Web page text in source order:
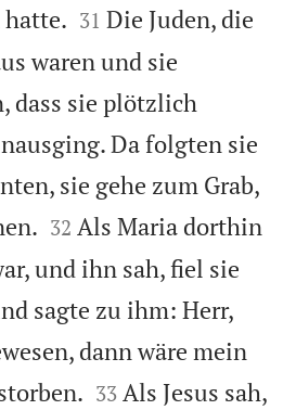


31 Die Juden, die
waren und sie
dass sie plötzlich
Da folgten sie
sie gehe zum Grab,


32 Als Maria dorthin
und ihn sah, fiel sie
sagte zu ihm: Herr,
dann wäre mein


33 Als Jesus sah,